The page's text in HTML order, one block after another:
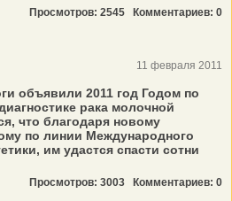
Просмотров: 2545 Комментариев: 0
11 февраля 2011
объявили 2011 год Годом по
рака молочной
что благодаря новому
по линии Международного
им удастся спасти сотни
Просмотров: 3003 Комментариев: 0